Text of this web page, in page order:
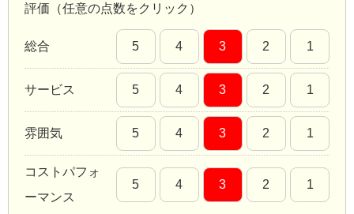
評価（任意の点数をクリック）
総合 5 4 3 2 1
サービス 5 4 3 2 1
雰囲気 5 4 3 2 1
コストパフォ
ーマンス
5 4 3 2 1